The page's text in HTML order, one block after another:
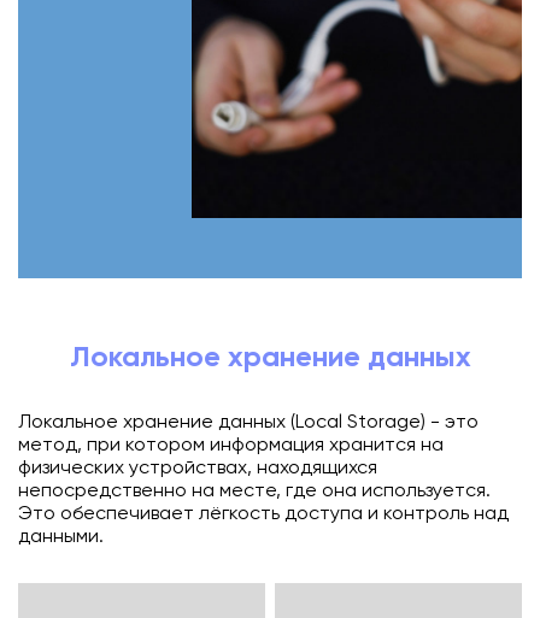
Локальное хранение данных
Локальное хранение данных (Local Storage) - это
метод, при котором информация хранится на
физических устройствах, находящихся
непосредственно на месте, где она используется.
Это обеспечивает лёгкость доступа и контроль над
данными.